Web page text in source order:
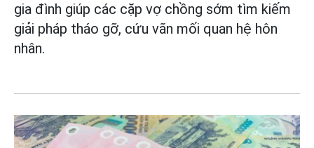
gia đình giúp các cặp vợ chồng sớm tìm kiếm
giải pháp tháo gỡ, cứu vãn mối quan hệ hôn
nhân.